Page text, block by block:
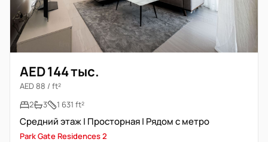
AED 144 тыс.
AED 88 / ft²
2
3 1 631 ft²
Средний этаж | Просторная | Рядом с метро
Park Gate Residences 2